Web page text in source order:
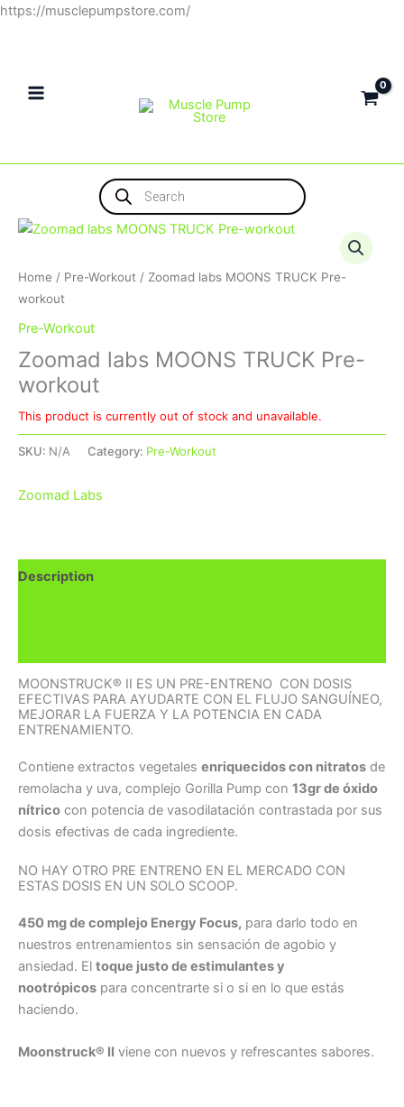
https://musclepumpstore.com/Skip
Products
search
Home / Pre-Workout / Zoomad labs MOONS TRUCK Pre-
workout
Pre-Workout
Zoomad labs MOONS TRUCK Pre-
workout
This product is currently out of stock and unavailable.
SKU: N/A Category: Pre-Workout
Zoomad Labs
Description
MOONSTRUCK® II ES UN PRE-ENTRENO CON DOSIS
EFECTIVAS PARA AYUDARTE CON EL FLUJO SANGUÍNEO,
MEJORAR LA FUERZA Y ​​LA POTENCIA EN CADA
ENTRENAMIENTO.
Contiene extractos vegetales enriquecidos con nitratos de
remolacha y uva, complejo Gorilla Pump con 13gr de óxido
nítrico con potencia de vasodilatación contrastada por sus
dosis efectivas de cada ingrediente.
NO HAY OTRO PRE ENTRENO EN EL MERCADO CON
ESTAS DOSIS EN UN SOLO SCOOP.
450 mg de complejo Energy Focus, para darlo todo en
nuestros entrenamientos sin sensación de agobio y
ansiedad. El toque justo de estimulantes y
nootrópicos para concentrarte si o si en lo que estás
haciendo.
Moonstruck® II viene con nuevos y refrescantes sabores.